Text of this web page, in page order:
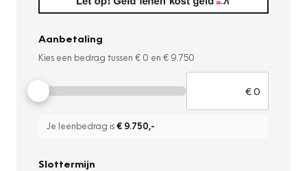
Aanbetaling
Kies een bedrag tussen € 0 en € 9.750
Je leenbedrag is€ 9.750,-
Slottermijn